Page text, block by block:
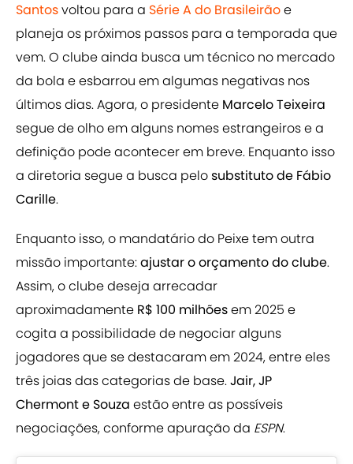
Santosvoltou para a Série A do Brasileirãoe
planeja os próximos passos para a temporada que
vem. O clube ainda busca um técnico no mercado
da bola e esbarrou em algumas negativas nos
últimos dias. Agora, o presidente Marcelo Teixeira
segue de olho em alguns nomes estrangeiros e a
definição pode acontecer em breve. Enquanto isso
a diretoria segue a busca pelosubstituto de Fábio
Carille.
Enquanto isso, o mandatário do Peixe tem outra
missão importante:ajustar o orçamento do clube.
Assim, o clube deseja arrecadar
aproximadamente R$ 100 milhõesem 2025 e
cogita a possibilidade de negociar alguns
jogadores que se destacaram em 2024, entre eles
três joias das categorias de base.Jair, JP
Chermont e Souza estão entre as possíveis
negociações, conforme apuração da ESPN.